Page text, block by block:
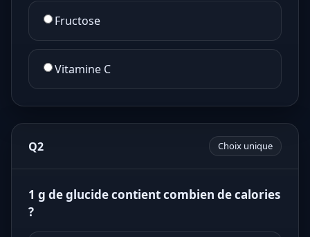
Fructose
Vitamine C
Q2 Choix unique
1 g de glucide contient combien de calories
?